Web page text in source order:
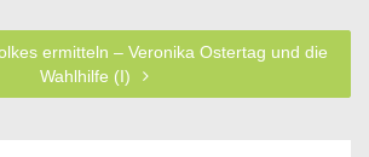
ermitteln – Veronika Ostertag und die
Wahlhilfe (I)